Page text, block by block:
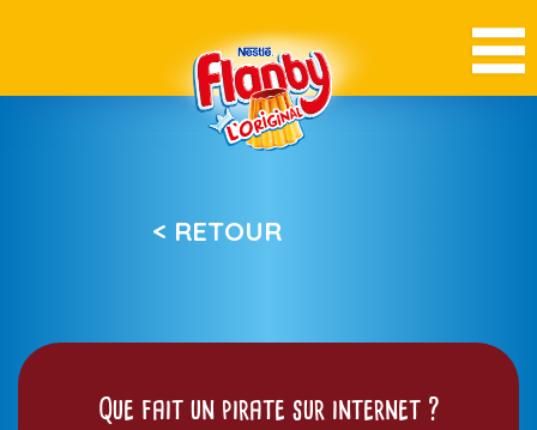
< RETOUR
Que fait un pirate sur internet ?